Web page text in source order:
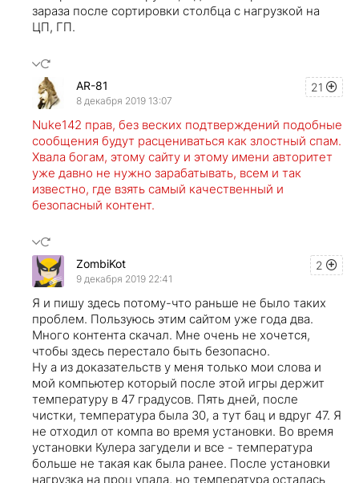
зараза после сортировки столбца с нагрузкой на
ЦП, ГП.
21
AR-81
8 декабря 2019 13:07
Nuke142 прав, без веских подтверждений подобные
сообщения будут расцениваться как злостный спам.
Хвала богам, этому сайту и этому имени авторитет
уже давно не нужно зарабатывать, всем и так
известно, где взять самый качественный и
безопасный контент.
2
ZombiKot
9 декабря 2019 22:41
Я и пишу здесь потому-что раньше не было таких
проблем. Пользуюсь этим сайтом уже года два.
Много контента скачал. Мне очень не хочется,
чтобы здесь перестало быть безопасно.
Ну а из доказательств у меня только мои слова и
мой компьютер который после этой игры держит
температуру в 47 градусов. Пять дней, после
чистки, температура была 30, а тут бац и вдруг 47. Я
не отходил от компа во время установки. Во время
установки Кулера загудели и все - температура
больше не такая как была ранее. После установки
нагрузка на проц упала, но температура осталась